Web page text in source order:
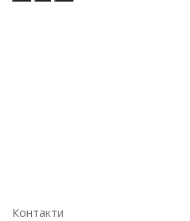
Контакти